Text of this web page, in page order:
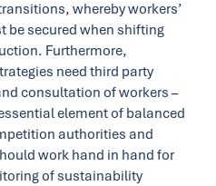
whereby workers’
be secured when shifting
Furthermore,
need third party
consultation of workers –
element of balanced
authorities and
work hand in hand for
of sustainability